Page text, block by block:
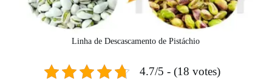
Linha de Descascamento de Pistáchio
4.7/5 - (18 votes)